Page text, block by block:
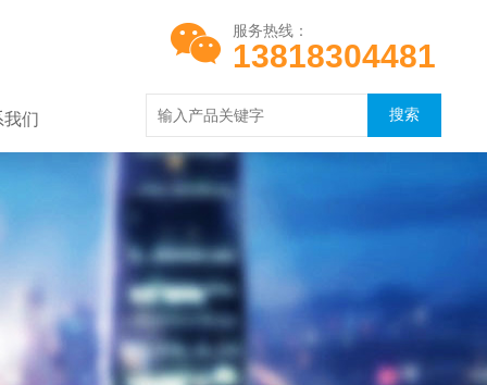
服务热线：
13818304481
我们